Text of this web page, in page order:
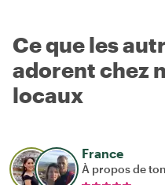
Ce que les
adorent chez
locaux
France
À propos de